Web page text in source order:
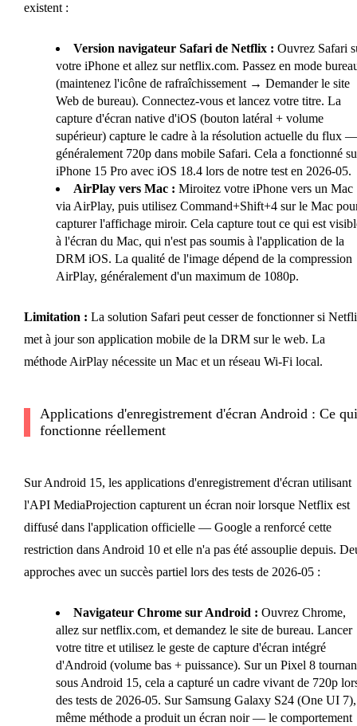
existent :
Version navigateur Safari de Netflix : Ouvrez Safari
votre iPhone et allez sur netflix.com. Passez en mode
(maintenez l'icône de rafraîchissement → Demander le site
Web de bureau). Connectez-vous et lancez votre titre. La
capture d'écran native d'iOS (bouton latéral + volume
supérieur) capture le cadre à la résolution actuelle du flux —
généralement 720p dans mobile Safari. Cela a fonctionné
iPhone 15 Pro avec iOS 18.4 lors de notre test en 2026-05.
AirPlay vers Mac : Miroitez votre iPhone vers un Mac
via AirPlay, puis utilisez Command+Shift+4 sur le Mac
capturer l'affichage miroir. Cela capture tout ce qui est
à l'écran du Mac, qui n'est pas soumis à l'application de la
DRM iOS. La qualité de l'image dépend de la compression
AirPlay, généralement d'un maximum de 1080p.
Limitation : La solution Safari peut cesser de fonctionner si
met à jour son application mobile de la DRM sur le web. La
méthode AirPlay nécessite un Mac et un réseau Wi-Fi local.
Applications d'enregistrement d'écran Android : Ce qui
fonctionne réellement
Sur Android 15, les applications d'enregistrement d'écran utilisant
l'API MediaProjection capturent un écran noir lorsque Netflix est
diffusé dans l'application officielle — Google a renforcé cette
restriction dans Android 10 et elle n'a pas été assouplie depuis.
approches avec un succès partiel lors des tests de 2026-05 :
Navigateur Chrome sur Android : Ouvrez Chrome,
allez sur netflix.com, et demandez le site de bureau. Lancer
votre titre et utilisez le geste de capture d'écran intégré
d'Android (volume bas + puissance). Sur un Pixel 8
sous Android 15, cela a capturé un cadre vivant de 720p
des tests de 2026-05. Sur Samsung Galaxy S24 (One UI
même méthode a produit un écran noir — le comportement